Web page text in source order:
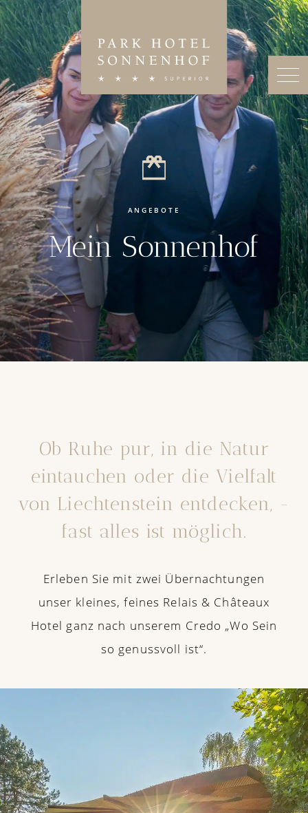
ANGEBOTE
Mein Sonnenhof
Ob Ruhe pur, in die Natur
eintauchen oder die Vielfalt
von Liechtenstein entdecken, -
fast alles ist möglich.
Erleben Sie mit zwei Übernachtungen
unser kleines, feines Relais & Châteaux
Hotel ganz nach unserem Credo „Wo Sein
so genussvoll ist“.